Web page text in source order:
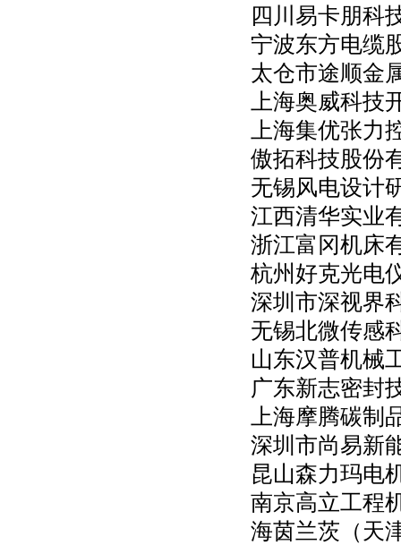
四川易卡朋科
宁波东方电缆
太仓市途顺金
上海奥威科技
上海集优张力
傲拓科技股份
无锡风电设计
江西清华实业
浙江富冈机床
杭州好克光电
深圳市深视界
无锡北微传感
山东汉普机械
广东新志密封
上海摩腾碳制
深圳市尚易新
昆山森力玛电
南京高立工程
海茵兰茨（天